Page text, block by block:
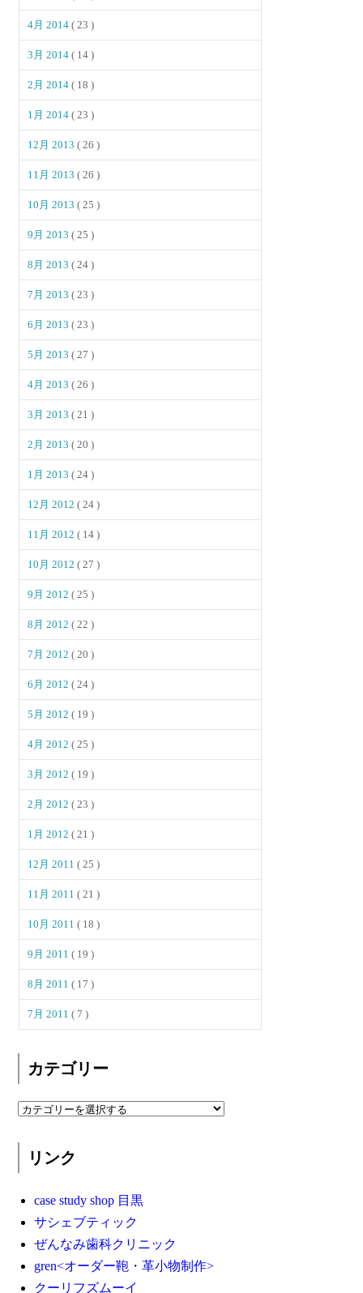
4月 2014( 23 )
3月 2014( 14 )
2月 2014( 18 )
1月 2014( 23 )
12月 2013( 26 )
11月 2013( 26 )
10月 2013( 25 )
9月 2013( 25 )
8月 2013( 24 )
7月 2013( 23 )
6月 2013( 23 )
5月 2013( 27 )
4月 2013( 26 )
3月 2013( 21 )
2月 2013( 20 )
1月 2013( 24 )
12月 2012( 24 )
11月 2012( 14 )
10月 2012( 27 )
9月 2012( 25 )
8月 2012( 22 )
7月 2012( 20 )
6月 2012( 24 )
5月 2012( 19 )
4月 2012( 25 )
3月 2012( 19 )
2月 2012( 23 )
1月 2012( 21 )
12月 2011( 25 )
11月 2011( 21 )
10月 2011( 18 )
9月 2011( 19 )
8月 2011( 17 )
7月 2011( 7 )
カテゴリー
リンク
case study shop 目黒
サシェブティック
ぜんなみ歯科クリニック
gren<オーダー鞄・革小物制作>
クーリフズムーイ